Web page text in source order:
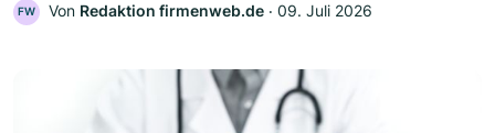
FW Von Redaktion firmenweb.de ‧ 09. Juli 2026